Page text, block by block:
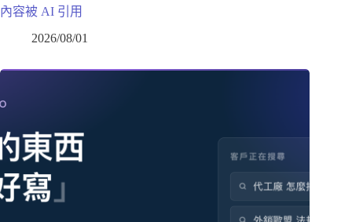
內容被 AI 引用
2026/08/01